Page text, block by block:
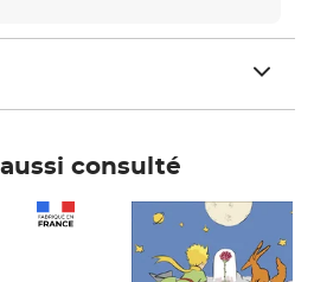
consulté
Prix 7,50€